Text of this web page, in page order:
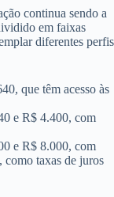
continua sendo a
em faixas
diferentes perfis
que têm acesso às
e R$ 4.400, com
e R$ 8.000, com
como taxas de juros